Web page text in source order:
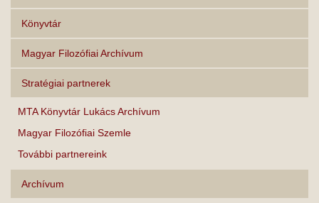
Könyvtár
Magyar Filozófiai Archívum
Stratégiai partnerek
MTA Könyvtár Lukács Archívum
Magyar Filozófiai Szemle
További partnereink
Archívum